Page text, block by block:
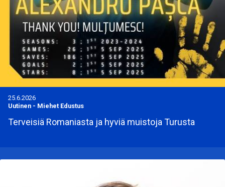
25.6.2026
Uutinen - Miehet Edustus
Terveisiä Romaniasta ja hyviä muistoja Turusta